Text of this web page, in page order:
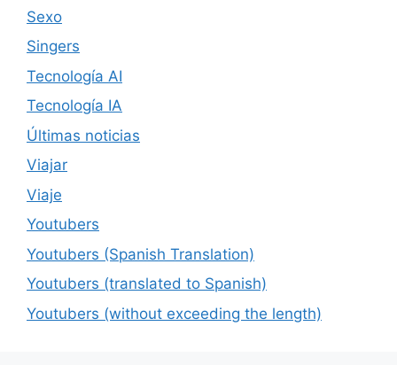
Sexo
Singers
Tecnología AI
Tecnología IA
Últimas noticias
Viajar
Viaje
Youtubers
Youtubers (Spanish Translation)
Youtubers (translated to Spanish)
Youtubers (without exceeding the length)